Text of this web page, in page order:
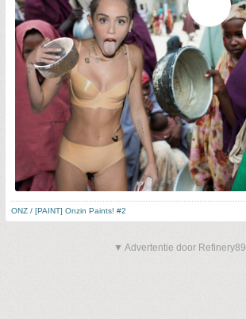
ONZ / [PAINT] Onzin Paints! #2
▼ Advertentie door Refinery89